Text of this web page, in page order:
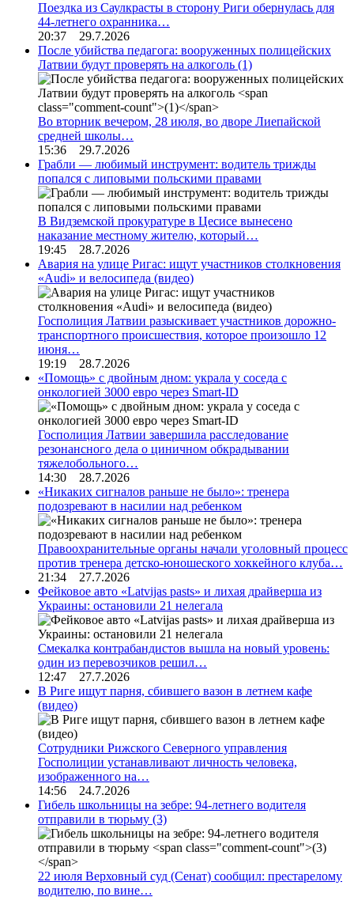
Поездка из Саулкрасты в сторону Риги обернулась для
44-летнего охранника…
20:37 29.7.2026
После убийства педагога: вооруженных полицейских
Латвии будут проверять на алкоголь (1)
Во вторник вечером, 28 июля, во дворе Лиепайской
средней школы…
15:36 29.7.2026
Грабли — любимый инструмент: водитель трижды
попался с липовыми польскими правами
В Видземской прокуратуре в Цесисе вынесено
наказание местному жителю, который…
19:45 28.7.2026
Авария на улице Ригас: ищут участников столкновения
«Audi» и велосипеда (видео)
Госполиция Латвии разыскивает участников дорожно-
транспортного происшествия, которое произошло 12
июня…
19:19 28.7.2026
«Помощь» с двойным дном: украла у соседа с
онкологией 3000 евро через Smart-ID
Госполиция Латвии завершила расследование
резонансного дела о циничном обкрадывании
тяжелобольного…
14:30 28.7.2026
«Никаких сигналов раньше не было»: тренера
подозревают в насилии над ребенком
Правоохранительные органы начали уголовный процесс
против тренера детско-юношеского хоккейного клуба…
21:34 27.7.2026
Фейковое авто «Latvijas pasts» и лихая драйверша из
Украины: остановили 21 нелегала
Смекалка контрабандистов вышла на новый уровень:
один из перевозчиков решил…
12:47 27.7.2026
В Риге ищут парня, сбившего вазон в летнем кафе
(видео)
Сотрудники Рижского Северного управления
Госполиции устанавливают личность человека,
изображенного на…
14:56 24.7.2026
Гибель школьницы на зебре: 94-летнего водителя
отправили в тюрьму (3)
22 июля Верховный суд (Сенат) сообщил: престарелому
водителю, по вине…